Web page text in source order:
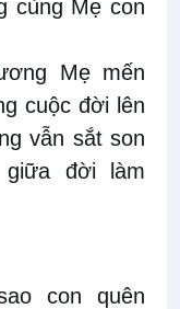
cùng Mẹ con
Mẹ mến
cuộc đời lên
vẫn sắt son
giữa đời làm
con quên